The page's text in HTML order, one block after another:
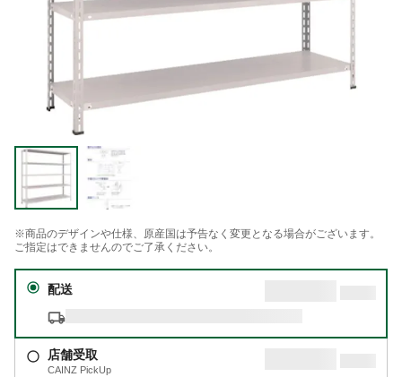
※商品のデザインや仕様、原産国は予告なく変更となる場合がございます。
ご指定はできませんのでご了承ください。
配送
店舗受取
CAINZ PickUp